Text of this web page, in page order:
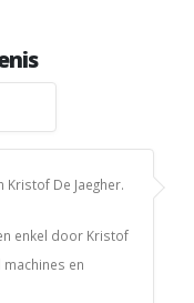
De Jaegher.
enkel door Kristof
en